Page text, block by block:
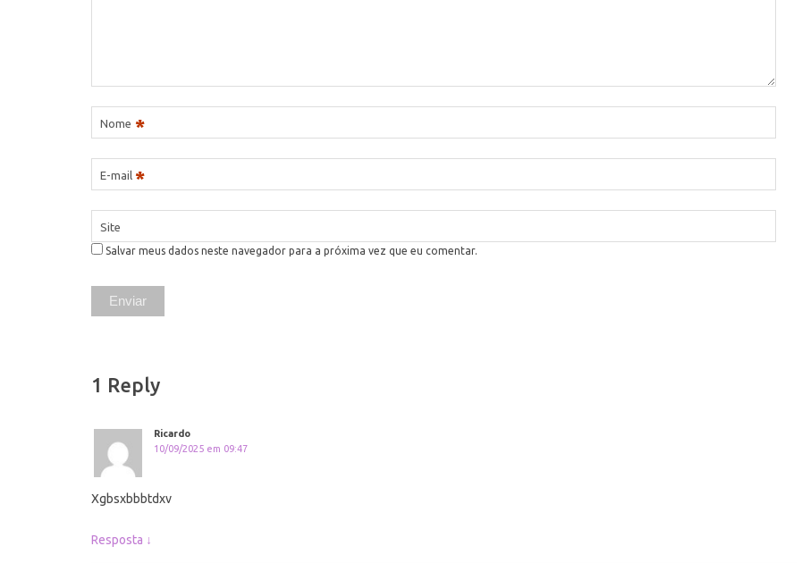
Nome *
E-mail *
Site
Salvar meus dados neste navegador para a próxima vez que eu comentar.
1 Reply
Ricardo
10/09/2025 em 09:47
Xgbsxbbbtdxv
Resposta ↓